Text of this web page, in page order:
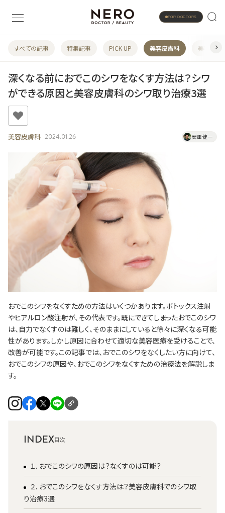
FOR DOCTORS
すべての記事 特集記事 PICK UP 美容皮膚科 美容婦人
深くなる前におでこのシワをなくす方法は？シワ
ができる原因と美容皮膚科のシワ取り治療3選
美容皮膚科 2024.01.26 安達 健一
おでこのシワをなくすための方法はいくつかあります。ボトックス注射
やヒアルロン酸注射が、その代表です。既にできてしまったおでこのシワ
は、自力でなくすのは難しく、そのままにしていると徐々に深くなる可能
性があります。しかし原因に合わせて適切な美容医療を受けることで、
改善が可能です。この記事では、おでこのシワをなくしたい方に向けて、
おでこのシワの原因や、おでこのシワをなくすための治療法を解説しま
す。
INDEX
１．おでこのシワの原因は？なくすのは可能？
２．おでこのシワをなくす方法は？美容皮膚科でのシワ取
り治療3選